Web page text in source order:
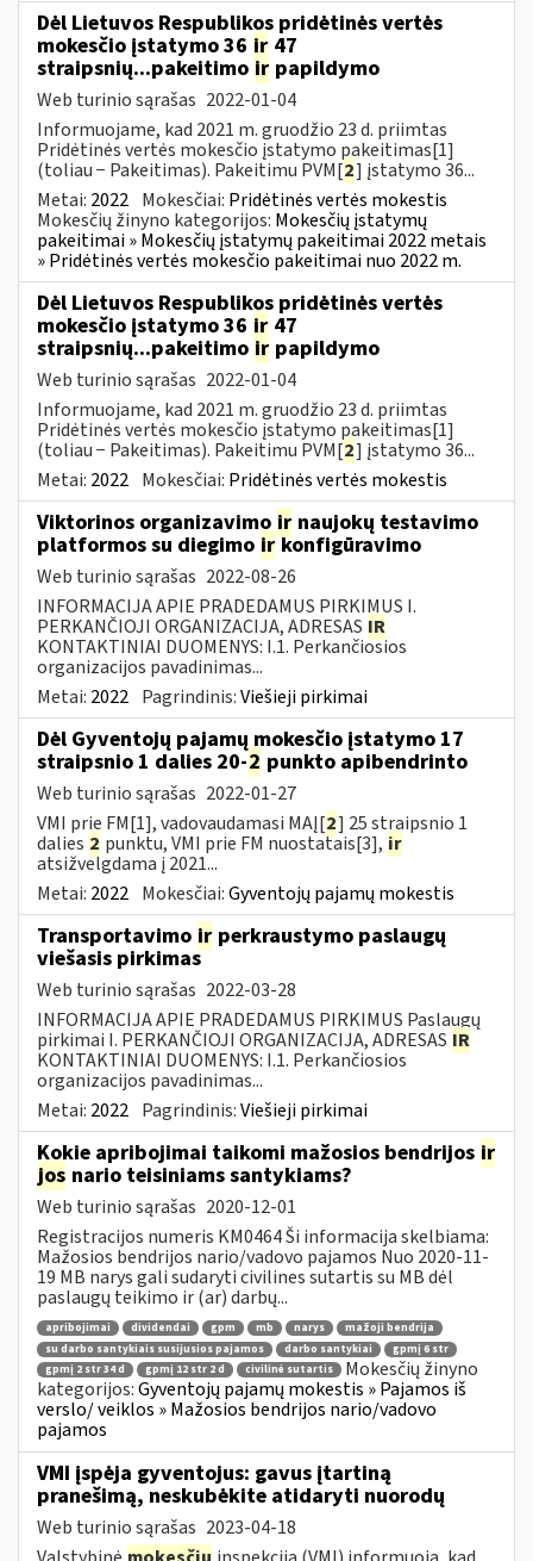
Dėl Lietuvos Respublikos pridėtinės vertės
mokesčio įstatymo 36 ir 47
straipsnių...pakeitimo ir papildymo
Web turinio sąrašas 2022-01-04
Informuojame, kad 2021 m. gruodžio 23 d. priimtas
Pridėtinės vertės mokesčio įstatymo pakeitimas[1]
(toliau − Pakeitimas). Pakeitimu PVM[2] įstatymo 36...
Metai: 2022 Mokesčiai: Pridėtinės vertės mokestis
Mokesčių žinyno kategorijos: Mokesčių įstatymų
pakeitimai » Mokesčių įstatymų pakeitimai 2022 metais
» Pridėtinės vertės mokesčio pakeitimai nuo 2022 m.
Dėl Lietuvos Respublikos pridėtinės vertės
mokesčio įstatymo 36 ir 47
straipsnių...pakeitimo ir papildymo
Web turinio sąrašas 2022-01-04
Informuojame, kad 2021 m. gruodžio 23 d. priimtas
Pridėtinės vertės mokesčio įstatymo pakeitimas[1]
(toliau − Pakeitimas). Pakeitimu PVM[2] įstatymo 36...
Metai: 2022 Mokesčiai: Pridėtinės vertės mokestis
Viktorinos organizavimo ir naujokų testavimo
platformos su diegimo irkonfigūravimo
Web turinio sąrašas 2022-08-26
INFORMACIJA APIE PRADEDAMUS PIRKIMUS I.
PERKANČIOJI ORGANIZACIJA, ADRESAS IR
KONTAKTINIAI DUOMENYS: I.1. Perkančiosios
organizacijos pavadinimas...
Metai: 2022 Pagrindinis:Viešieji pirkimai
Dėl Gyventojų pajamų mokesčio įstatymo 17
straipsnio 1 dalies 20-2 punkto apibendrinto
Web turinio sąrašas 2022-01-27
VMI prie FM[1], vadovaudamasi MAĮ[2] 25 straipsnio 1
dalies 2 punktu, VMI prie FM nuostatais[3], ir
atsižvelgdama į 2021...
Metai: 2022 Mokesčiai:Gyventojų pajamų mokestis
Transportavimo ir perkraustymo paslaugų
viešasis pirkimas
Web turinio sąrašas 2022-03-28
INFORMACIJA APIE PRADEDAMUS PIRKIMUS Paslaugų
pirkimai I. PERKANČIOJI ORGANIZACIJA, ADRESAS IR
KONTAKTINIAI DUOMENYS: I.1. Perkančiosios
organizacijos pavadinimas...
Metai: 2022 Pagrindinis:Viešieji pirkimai
Kokie apribojimai taikomi mažosios bendrijos ir
jos nario teisiniams santykiams?
Web turinio sąrašas 2020-12-01
Registracijos numeris KM0464 Ši informacija skelbiama:
Mažosios bendrijos nario/vadovo pajamos Nuo 2020-11-
19 MB narys gali sudaryti civilines sutartis su MB dėl
paslaugų teikimo ir (ar) darbų...
apribojimai dividendai gpm mb narys
mažoji bendrija
su darbo santykiais susijusios pajamos
darbo santykiai
gpmį 6 str
gpmį 2 str 34 d
gpmį 12 str 2 d civilinė sutartis
Mokesčių žinyno
kategorijos:Gyventojų pajamų mokestis » Pajamos iš
verslo/ veiklos » Mažosios bendrijos nario/vadovo
pajamos
VMI įspėja gyventojus: gavus įtartiną
pranešimą, neskubėkite atidaryti nuorodų
Web turinio sąrašas 2023-04-18